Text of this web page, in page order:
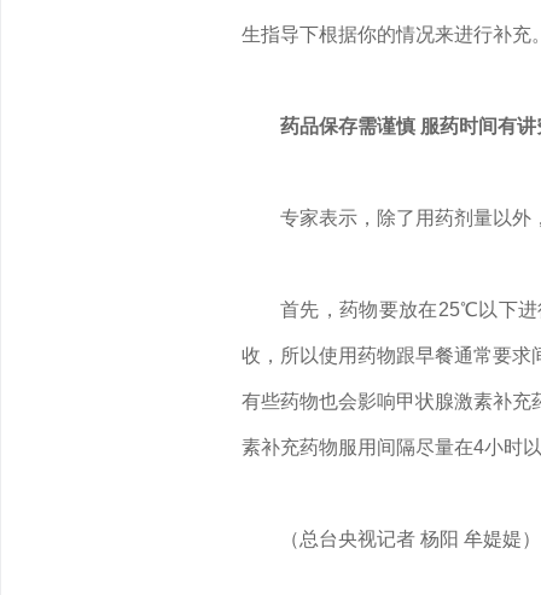
生指导下根据你的情况来进行补充
药品保存需谨慎 服药时间有讲
专家表示，除了用药剂量以外
首先，药物要放在25℃以下
收，所以使用药物跟早餐通常要
有些药物也会影响甲状腺激素补
素补充药物服用间隔尽量在4小时
（总台央视记者 杨阳 牟媞媞）